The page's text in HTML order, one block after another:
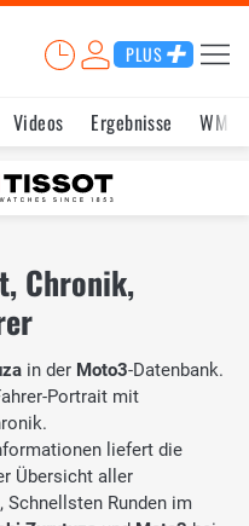
PLUS
Videos Ergebnisse WM-
Chronik,
in der Moto3-Datenbank.
Portrait mit
liefert die
Übersicht aller
Schnellsten Runden im